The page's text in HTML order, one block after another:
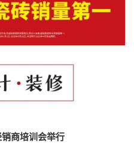
商培训会举行